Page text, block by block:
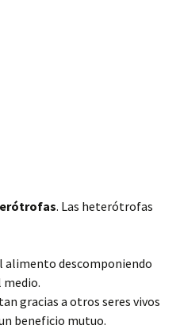
. Las heterótrofas
alimento descomponiendo
medio.
gracias a otros seres vivos
beneficio mutuo.